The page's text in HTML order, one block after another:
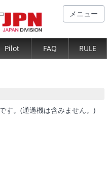
メニュー
Pilot FAQ RULE
す。(通過機は含みません。)